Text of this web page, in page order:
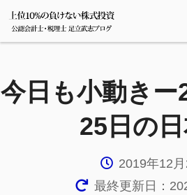
今日も小動きー
25日の
2019年12月
最終更新日：